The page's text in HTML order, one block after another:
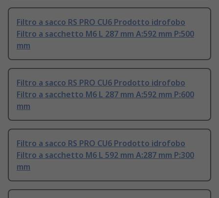
Filtro a sacco RS PRO CU6 Prodotto idrofobo
Filtro a sacchetto M6 L 287 mm A:592 mm P:500
mm
Filtro a sacco RS PRO CU6 Prodotto idrofobo
Filtro a sacchetto M6 L 287 mm A:592 mm P:600
mm
Filtro a sacco RS PRO CU6 Prodotto idrofobo
Filtro a sacchetto M6 L 592 mm A:287 mm P:300
mm